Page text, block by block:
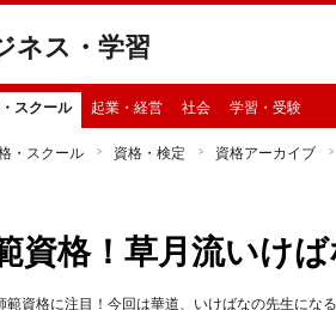
ネス・学習
スクール 起業・経営 社会 学習・受験
・スクール 資格・検定 資格アーカイブ
資格！草月流いけば
資格に注目！今回は華道、いけばなの先生にな